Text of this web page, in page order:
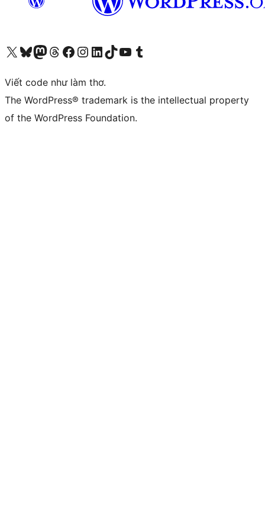
Truy cập tài khoản X (trước đây là Twitter) của chúng tôiVisit our Bluesky account
Visit our Mastodon account
Visit our Threads account
Xem trang Facebook của chúng tôiTruy cập tài khoản Instagram của chúng tôiTruy cập tài khoản LinkedIn của chúng tôiVisit our TikTok account
Truy cập kênh YouTube của chúng tôi Visit our Tumblr account
Viết code như làm thơ.
The WordPress® trademark is the intellectual property
of the WordPress Foundation.